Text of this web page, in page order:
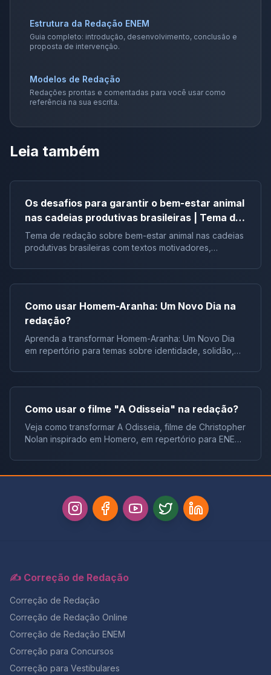
Estrutura da Redação ENEM
Guia completo: introdução, desenvolvimento, conclusão e
proposta de intervenção.
Modelos de Redação
Redações prontas e comentadas para você usar como
referência na sua escrita.
Leia também
Os desafios para garantir o bem-estar animal
nas cadeias produtivas brasileiras | Tema de
redação
Tema de redação sobre bem-estar animal nas cadeias
produtivas brasileiras com textos motivadores,
Como usar Homem-Aranha: Um Novo Dia na
redação?
Aprenda a transformar Homem-Aranha: Um Novo Dia
em repertório para temas sobre identidade, solidão,
Como usar o filme "A Odisseia" na redação?
Veja como transformar A Odisseia, filme de Christopher
Nolan inspirado em Homero, em repertório para ENEM,
✍️ Correção de Redação
Correção de Redação
Correção de Redação Online
Correção de Redação ENEM
Correção para Concursos
Correção para Vestibulares